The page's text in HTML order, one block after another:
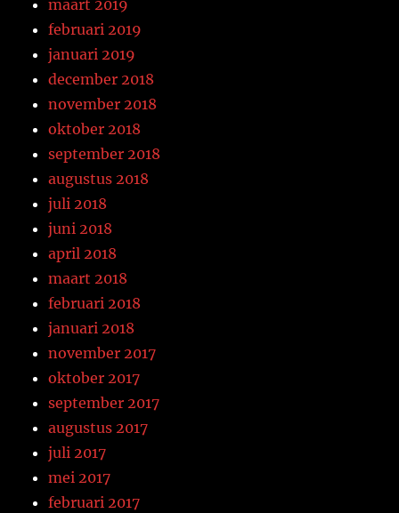
maart 2019
februari 2019
januari 2019
december 2018
november 2018
oktober 2018
september 2018
augustus 2018
juli 2018
juni 2018
april 2018
maart 2018
februari 2018
januari 2018
november 2017
oktober 2017
september 2017
augustus 2017
juli 2017
mei 2017
februari 2017